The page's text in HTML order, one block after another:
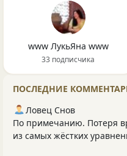
www ЛукьЯна www
33 подписчика
ПОСЛЕДНИЕ
Ловец Снов
По примечанию. Потеря
из самых жёстких